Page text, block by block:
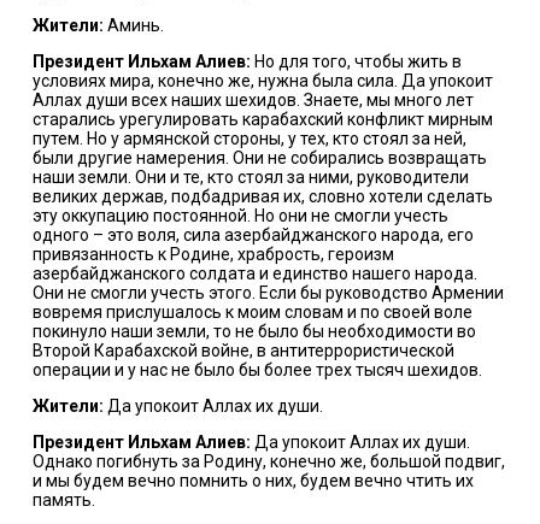
Жители: Аминь.
Президент Ильхам Алиев: Но для того, чтобы жить в
условиях мира, конечно же, нужна была сила. Да упокоит
Аллах души всех наших шехидов. Знаете, мы много лет
старались урегулировать карабахский конфликт мирным
путем. Но у армянской стороны, у тех, кто стоял за ней,
были другие намерения. Они не собирались возвращать
наши земли. Они и те, кто стоял за ними, руководители
великих держав, подбадривая их, словно хотели сделать
эту оккупацию постоянной. Но они не смогли учесть
одного – это воля, сила азербайджанского народа, его
привязанность к Родине, храбрость, героизм
азербайджанского солдата и единство нашего народа.
Они не смогли учесть этого. Если бы руководство Армении
вовремя прислушалось к моим словам и по своей воле
покинуло наши земли, то не было бы необходимости во
Второй Карабахской войне, в антитеррористической
операции и у нас не было бы более трех тысяч шехидов.
Жители: Да упокоит Аллах их души.
Президент Ильхам Алиев: Да упокоит Аллах их души.
Однако погибнуть за Родину, конечно же, большой подвиг,
и мы будем вечно помнить о них, будем вечно чтить их
память.